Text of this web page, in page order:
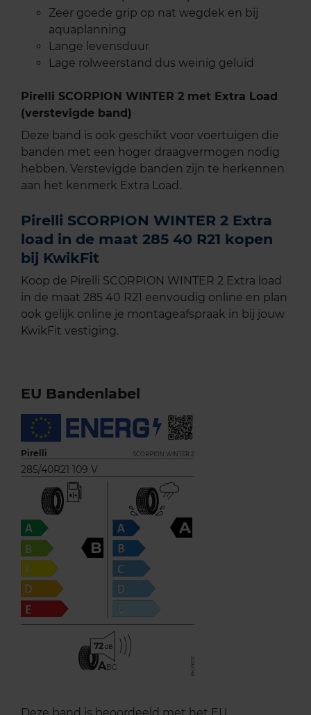
Zeer goede grip op nat wegdek en bij
aquaplanning
Lange levensduur
Lage rolweerstand dus weinig geluid
Pirelli SCORPION WINTER 2 met Extra Load
(verstevigde band)
Deze band is ook geschikt voor voertuigen die
banden met een hoger draagvermogen nodig
hebben. Verstevigde banden zijn te herkennen
aan het kenmerk Extra Load.
Pirelli SCORPION WINTER 2 Extra
load in de maat 285 40 R21 kopen
bij KwikFit
Koop de Pirelli SCORPION WINTER 2 Extra load
in de maat 285 40 R21 eenvoudig online en plan
ook gelijk online je montageafspraak in bij jouw
KwikFit vestiging.
EU Bandenlabel
Pirelli SCORPION WINTER 2
285/40R21 109 V
B
A
72
ABC